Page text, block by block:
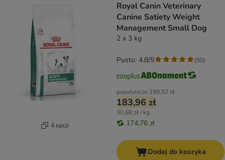
4 opcji
Royal Canin Veterinary
Canine Satiety Weight
Management Small Dog
2 x 3 kg
pojedynczo 189,92 zł
183,96 zł
30,68 zł / kg
174,76 zł
Pusto: 4.8/5 (90)
Dodaj do koszyka